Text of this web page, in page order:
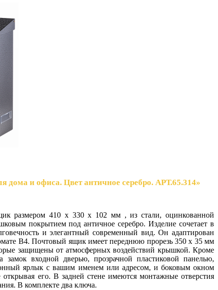
и офиса. Цвет античное серебро. АРТ.65.314»
размером 410 x 330 x 102 мм , из стали, оцинкованной
покрытием под античное серебро. Изделие сочетает в
и элегантный современный вид. Он адаптирован
B4. Почтовый ящик имеет переднюю прорезь 350 x 35 мм
защищены от атмосферных воздействий крышкой. Кроме
входной дверью, прозрачной пластиковой панелью,
ярлык с вашим именем или адресом, и боковым окном
его. В задней стене имеются монтажные отверстия
В комплекте два ключа.